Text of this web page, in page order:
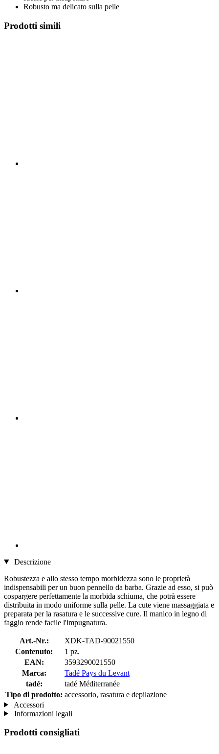
Robusto ma delicato sulla pelle
Prodotti simili
Descrizione
Robustezza e allo stesso tempo morbidezza sono le proprietà
indispensabili per un buon pennello da barba. Grazie ad esso, si può
cospargere perfettamente la morbida schiuma, che potrà essere
distribuita in modo uniforme sulla pelle. La cute viene massaggiata e
preparata per la rasatura e le successive cure. Il manico in legno di
faggio rende facile l'impugnatura.
Art.-Nr.:
XDK-TAD-90021550
Contenuto:
1 pz.
EAN:
3593290021550
Marca:
Tadé Pays du Levant
tadé:
tadé Méditerranée
Tipo di prodotto: accessorio, rasatura e depilazione
Accessori
Informazioni legali
Prodotti consigliati